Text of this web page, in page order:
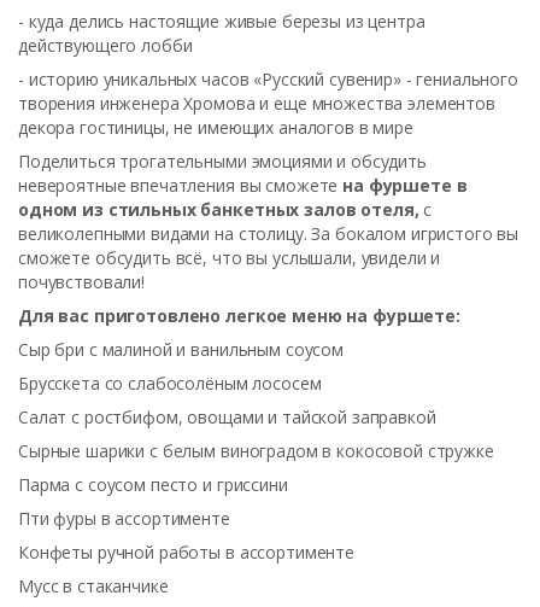
- куда делись настоящие живые березы из центра
действующего лобби
- историю уникальных часов «Русский сувенир» - гениального
творения инженера Хромова и еще множества элементов
декора гостиницы, не имеющих аналогов в мире
Поделиться трогательными эмоциями и обсудить
невероятные впечатления вы сможете на фуршете в
одном из стильных банкетных залов отеля, с
великолепными видами на столицу. За бокалом игристого вы
сможете обсудить всё, что вы услышали, увидели и
почувствовали!
Для вас приготовлено легкое меню на фуршете:
Сыр бри с малиной и ванильным соусом
Брусскета со слабосолёным лососем
Салат с ростбифом, овощами и тайской заправкой
Сырные шарики с белым виноградом в кокосовой стружке
Парма с соусом песто и гриссини
Пти фуры в ассортименте
Конфеты ручной работы в ассортименте
Мусс в стаканчике